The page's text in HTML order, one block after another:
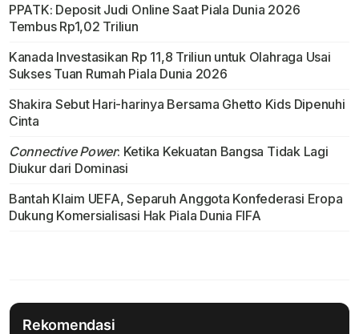
PPATK: Deposit Judi Online Saat Piala Dunia 2026
Tembus Rp1,02 Triliun
Kanada Investasikan Rp 11,8 Triliun untuk Olahraga Usai
Sukses Tuan Rumah Piala Dunia 2026
Shakira Sebut Hari-harinya Bersama Ghetto Kids Dipenuhi
Cinta
Connective Power: Ketika Kekuatan Bangsa Tidak Lagi
Diukur dari Dominasi
Bantah Klaim UEFA, Separuh Anggota Konfederasi Eropa
Dukung Komersialisasi Hak Piala Dunia FIFA
Rekomendasi